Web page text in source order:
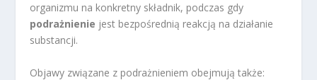
organizmu na konkretny składnik, podczas gdy
podrażnienie jest bezpośrednią reakcją na działanie
substancji.
Objawy związane z podrażnieniem obejmują także: